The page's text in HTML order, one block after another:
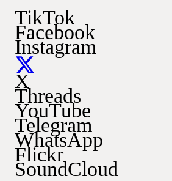
TikTok
Facebook
Instagram
X
Threads
YouTube
Telegram
WhatsApp
Flickr
SoundCloud